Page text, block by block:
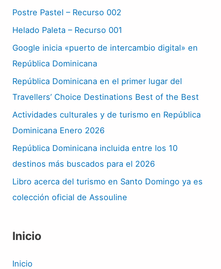
Postre Pastel – Recurso 002
Helado Paleta – Recurso 001
Google inicia «puerto de intercambio digital» en
República Dominicana
República Dominicana en el primer lugar del
Travellers’ Choice Destinations Best of the Best
Actividades culturales y de turismo en República
Dominicana Enero 2026
República Dominicana incluida entre los 10
destinos más buscados para el 2026
Libro acerca del turismo en Santo Domingo ya es
colección oficial de Assouline
Inicio
Inicio